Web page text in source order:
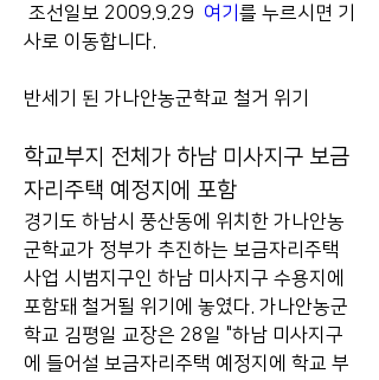
조선일보 2009.9.29 여기 를 누르시면 기
사로 이동합니다.
반세기 된 가나안농군학교 철거 위기
학교부지 전체가 하남 미사지구 보금
자리주택 예정지에 포함
경기도 하남시 풍산동에 위치한 가나안농
군학교가 정부가 추진하는 보금자리주택
사업 시범지구인 하남 미사지구 수용지에
포함돼 철거될 위기에 놓였다. 가나안농군
학교 김평일 교장은 28일 "하남 미사지구
에 들어설 보금자리주택 예정지에 학교 부